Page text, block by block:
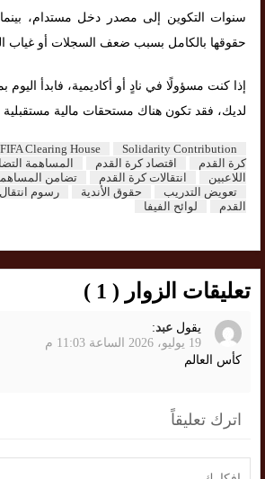
سنوات التكوين إلى مصدر دخل مستدام،
حقوقها بالكامل بسبب ضعف السجلات أو غياب
إذا كنت مسؤولًا في نادٍ أو أكاديمية، فابدأ اليوم
لديك، فقد تكون هناك مستحقات مالية مستقبلية
FIFA Clearing House Solidarity Contribution
كرة القدم
اقتصاد كرة القدم المساهمة
اللاعبين
انتقالات كرة القدم تضامن
تعويض التدريب
حقوق الأندية رسوم انتقال
القدم
لوائح الفيفا
تعليقات الزوار ( 1 )
يقول عبد:
19 يوليو، 2026 الساعة 11:03 م
كأس العالم
اترك تعليقاً